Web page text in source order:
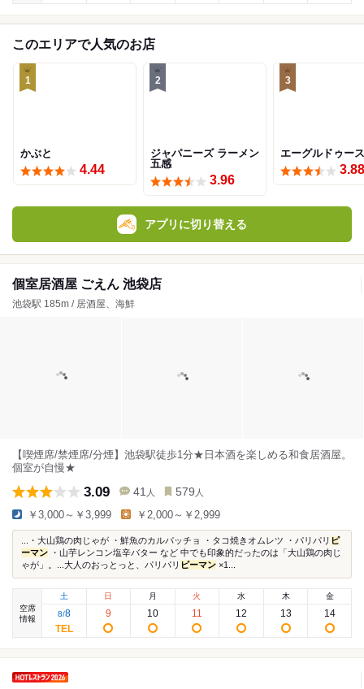
このエリアで人気のお店
1
かぶと
4.44
2
ジャパニーズ ラーメン
五感
3.96
3
エーグルドゥース
3.88
アプリに切り替える
個室居酒屋 ごえん 池袋店
池袋駅 185m / 居酒屋、海鮮
【喫煙席/禁煙席/分煙】池袋駅徒歩1分★日本酒を楽しめる和食居酒屋。
個室が自慢★
3.09 41 人 579 人
￥3,000～￥3,999 ￥2,000～￥2,999
...・大山鶏の肉じゃが ・鮮魚のカルパッチョ ・タコ焼きオムレツ ・パリパリ ピ
ーマン ・山芋レンコン塩辛バター など 中でも印象的だったのは「大山鶏の肉じ
ゃが」。...大人のおっとっと、パリパリ ピーマン ×1...
空席
情報
土
8/8
日
9
月
10
火
11
水
12
木
13
金
14